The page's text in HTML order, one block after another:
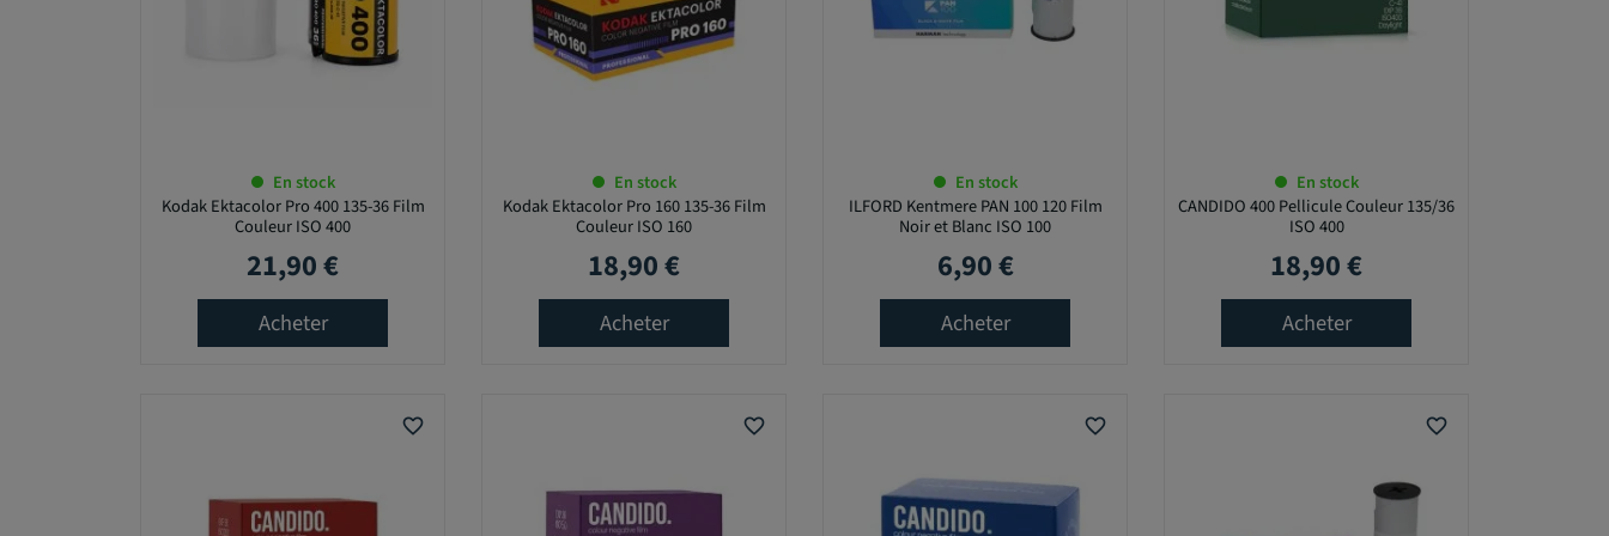
En stock
Kodak Ektacolor Pro 400 135-36 Film
Couleur ISO 400
Prix
21,90 €
Acheter
En stock
Kodak Ektacolor Pro 160 135-36 Film
Couleur ISO 160
Prix
18,90 €
Acheter
En stock
ILFORD Kentmere PAN 100 120 Film
Noir et Blanc ISO 100
Prix
6,90 €
Acheter
En stock
CANDIDO 400 Pellicule Couleur 135/36
ISO 400
Prix
18,90 €
Acheter
favorite_border favorite_border favorite_border favorite_border